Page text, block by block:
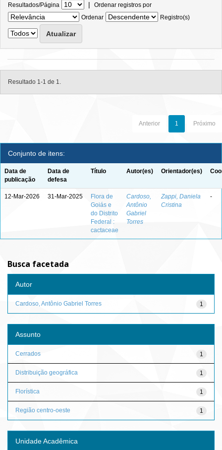
Resultados/Página | Ordenar registros por
Ordenar
Registro(s)
Resultado 1-1 de 1.
Anterior 1 Próximo
Conjunto de itens:
Data de
publicação
Data de
defesa
Título Autor(es) Orientador(es)
12-Mar-2026 31-Mar-2025
Flora de
Goiás e
do Distrito
Federal :
cactaceae
Cardoso,
Antônio
Gabriel
Torres
Zappi, Daniela
Cristina
-
Busca facetada
Autor
1
Cardoso, Antônio Gabriel Torres
Assunto
1
Cerrados
1
Distribuição geográfica
1
Florística
1
Região centro-oeste
Unidade Acadêmica